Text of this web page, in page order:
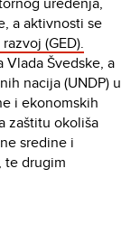
a aktivnosti se
(GED).
Švedske, a
nacija (UNDP) u
i ekonomskih
zaštitu okoliša
sredine i
te drugim